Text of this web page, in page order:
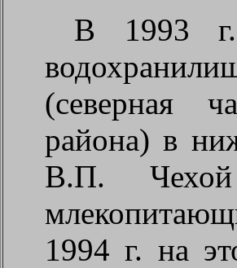
В 1993 г.
(северная
района) в
В.П. Чехой
1994 г. на